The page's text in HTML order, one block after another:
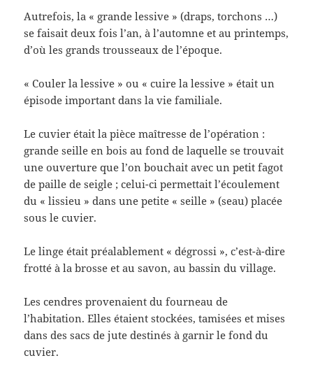
Autrefois, la « grande lessive » (draps, torchons …)
se faisait deux fois l’an, à l’automne et au printemps,
d’où les grands trousseaux de l’époque.
« Couler la lessive » ou « cuire la lessive » était un
épisode important dans la vie familiale.
Le cuvier était la pièce maîtresse de l’opération :
grande seille en bois au fond de laquelle se trouvait
une ouverture que l’on bouchait avec un petit fagot
de paille de seigle ; celui-ci permettait l’écoulement
du « lissieu » dans une petite « seille » (seau) placée
sous le cuvier.
Le linge était préalablement « dégrossi », c’est-à-dire
frotté à la brosse et au savon, au bassin du village.
Les cendres provenaient du fourneau de
l’habitation. Elles étaient stockées, tamisées et mises
dans des sacs de jute destinés à garnir le fond du
cuvier.